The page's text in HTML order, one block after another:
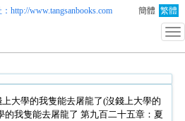
http://www.tangsanbooks.com 簡體 繁體
大學的我隻能去屠龍了(沒錢上大學的
的我隻能去屠龍了 第九百二十五章：夏